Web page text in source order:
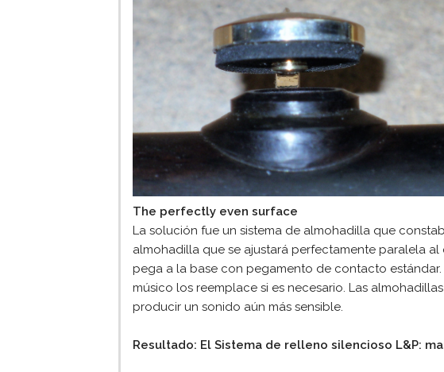
The perfectly even surface
La solución fue un sistema de almohadilla que
almohadilla que se ajustará perfectamente paralela
pega a la base con pegamento de contacto
músico los reemplace si es necesario. Las
producir un sonido aún más sensible.
Resultado: ElSistema de relleno silencioso L&P: